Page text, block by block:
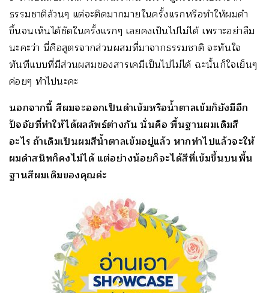
ธรรมชาติล้วนๆ แต่จะติดมากมายในครั้งแรกหรือทำให้ผมดำ
ขึ้นจนเห็นได้ชัดในครั้งแรกๆ เลยคงเป็นไปไม่ได้ เพราะอย่าลืม
นะคะว่า นี่คือสูตรจากส่วนผสมที่มาจากธรรมชาติ จะทันใจ
ทันทีแบบที่มีส่วนผสมของสารเคมีเป็นไปไม่ได้ ฉะนั้นก็ใจเย็นๆ
ค่อยๆ ทำไปนะคะ
นอกจากนี้ สีผมจะออกเป็นดำเข้มหรือน้ำตาลเข้มก็ยังมีอีก
ปัจจัยที่ทำให้ได้ผลลัพธ์ต่างกัน นั่นคือ พื้นฐานผมเดิมสี
อะไร ถ้าเดิมเป็นผมสีน้ำตาลเข้มอยู่แล้ว หากทำไปแล้วจะให้
ผมดำสนิทก็คงไม่ได้ แต่อย่างน้อยก็จะได้สีที่เข้มขึ้นบนพื้น
ฐานสีผมเดิมของคุณค่ะ